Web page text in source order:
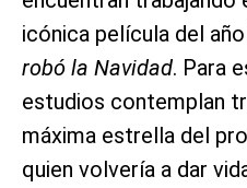
icónica película del
robó la Navidad. Para
estudios contemplan
máxima estrella del
quien volvería a dar